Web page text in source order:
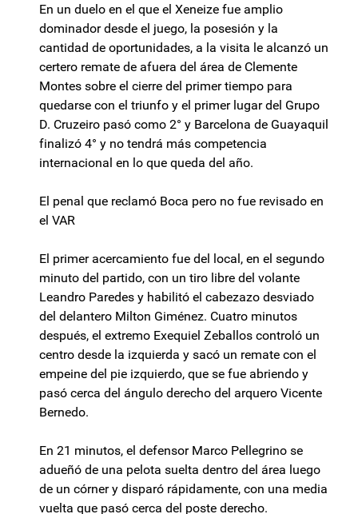
En un duelo en el que el Xeneize fue amplio
dominador desde el juego, la posesión y la
cantidad de oportunidades, a la visita le alcanzó un
certero remate de afuera del área de Clemente
Montes sobre el cierre del primer tiempo para
quedarse con el triunfo y el primer lugar del Grupo
D. Cruzeiro pasó como 2° y Barcelona de Guayaquil
finalizó 4° y no tendrá más competencia
internacional en lo que queda del año.
El penal que reclamó Boca pero no fue revisado en
el VAR
El primer acercamiento fue del local, en el segundo
minuto del partido, con un tiro libre del volante
Leandro Paredes y habilitó el cabezazo desviado
del delantero Milton Giménez. Cuatro minutos
después, el extremo Exequiel Zeballos controló un
centro desde la izquierda y sacó un remate con el
empeine del pie izquierdo, que se fue abriendo y
pasó cerca del ángulo derecho del arquero Vicente
Bernedo.
En 21 minutos, el defensor Marco Pellegrino se
adueñó de una pelota suelta dentro del área luego
de un córner y disparó rápidamente, con una media
vuelta que pasó cerca del poste derecho.